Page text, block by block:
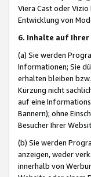
Viera Cast oder
Entwicklung von
6. Inhalte auf Ihrer
(a) Sie werden
Informationen; Sie
erhalten bleiben
Kürzung nicht
auf eine
Bannern); ohne
Besucher Ihrer
(b) Sie werden
anzeigen, weder
innerhalb von